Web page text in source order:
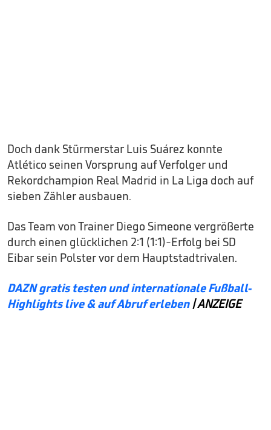
Doch dank Stürmerstar Luis Suárez konnte
Atlético seinen Vorsprung auf Verfolger und
Rekordchampion Real Madrid in La Liga doch auf
sieben Zähler ausbauen.
Das Team von Trainer Diego Simeone vergrößerte
durch einen glücklichen 2:1 (1:1)-Erfolg bei SD
Eibar sein Polster vor dem Hauptstadtrivalen.
DAZN gratis testen und internationale Fußball-
Highlights live & auf Abruf erleben| ANZEIGE